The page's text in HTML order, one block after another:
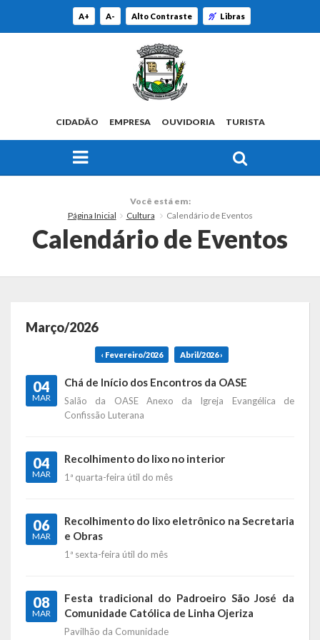
A+ A- Alto Contraste Libras
CIDADÃO EMPRESA OUVIDORIA TURISTA
Governo
Administração
Conselhos Municipais
Administração, Fazenda e Planejamento
Desenvolvimento Social
Educação, Cultura, Turismo, Desporto e Lazer
Você está em:
Página Inicial
Cultura Calendário de Eventos
Calendário de Eventos
Março/2026
‹ Fevereiro/2026 Abril/2026 ›
04
MAR
Chá de Início dos Encontros da OASE
Salão da OASE Anexo da Igreja Evangélica de
Confissão Luterana
04
MAR
Recolhimento do lixo no interior
1ª quarta-feira útil do mês
06
MAR
Recolhimento do lixo eletrônico na Secretaria
e Obras
1ª sexta-feira útil do mês
08
MAR
Festa tradicional do Padroeiro São José da
Comunidade Católica de Linha Ojeriza
Pavilhão da Comunidade